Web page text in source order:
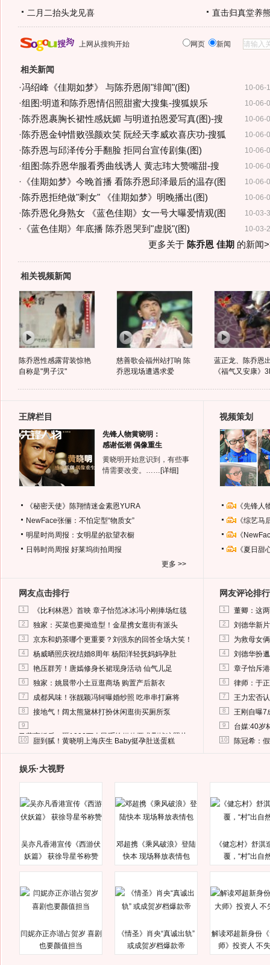
二月二抬头龙见喜 直击归真堂养
上网从搜狗开始 网页 新闻
相关新闻
10-06-
·冯绍峰《佳期如梦》 与陈乔恩闹"绯闻"(图)
10-06-
·组图:明道和陈乔恩情侣照甜蜜大搜集-搜狐娱乐
10-06-
·陈乔恩裹胸长裙性感妩媚 与明道拍恩爱写真(图)-搜
10-06-
·陈乔恩金钟惜败强颜欢笑 阮经天李威欢喜庆功-搜狐
10-06-
·陈乔恩与邱泽传分手翻脸 拒同台宣传剧集(图)
10-06-
·组图:陈乔恩华服看秀曲线诱人 黄志玮大赞嘴甜-搜
10-06-
· 《佳期如梦》今晚首播 看陈乔恩邱泽最后的温存(图
10-06-
·陈乔恩拒绝做"剩女" 《佳期如梦》明晚播出(图)
10-03-
·陈乔恩化身熟女 《蓝色佳期》女一号大曝爱情观(图
10-03-
· 《蓝色佳期》年底播 陈乔恩哭到"虚脱"(图)
更多关于 陈乔恩 佳期 的新闻
相关视频新闻
陈乔恩性感露背装惊艳
自称是"男子汉"
慈善歌会福州站打响 陈
乔恩现场遭遇求爱
蓝正龙、陈乔恩
《福气又安康》
王牌栏目
先锋人物黄晓明：
感谢低潮 偶像重生
黄晓明开始意识到，有些事
情需要改变。…… [详细]
《秘密天使》陈翔情迷金素恩YURA
NewFace张俪：不怕定型“物质女”
明星时尚周报：女明星的欲望衣橱
日韩时尚周报 好莱坞街拍周报
更多 >>
视频策划
《先锋
《综艺
《
《夏日
网友点击排行
1 《比利林恩》首映 章子怡范冰冰冯小刚捧场红毯
2 独家：买菜也要拗造型！金星携女逛街有派头
3 京东和奶茶哪个更重要？刘强东的回答全场大笑！
4 杨威晒照庆祝结婚8周年 杨阳洋轻抚妈妈孕肚
5 艳压群芳！唐嫣修身长裙现身活动 仙气儿足
6 独家：姚晨带小土豆逛商场 购置产后新衣
7 成都风味！张靓颖冯轲曝婚纱照 吃串串打麻将
8 接地气！阔太熊黛林打扮休闲逛街买厕所泵
9
马蓉离婚后，砸1000万人民币给媒体要求删掉这照片
10 甜到腻！黄晓明上海庆生 Baby挺孕肚送蛋糕
网友评论排行
1 董卿：这
2 刘德华新
3 为救母女
4 刘德华扮
5 章子怡斥
6 律师：于
7 王力宏否
8 王刚自曝7
9 台媒:40岁
10 陈冠希：
娱乐·大视野
吴亦凡香港宣传《西游伏
妖篇》 获徐导星爷称赞
邓超携《乘风破浪》登陆
快本 现场释放表情包
《健忘村》舒淇
覆，“村”出自
闫妮亦正亦谐占贺岁 喜剧
也要颜值担当
《情圣》肖央“真诚出轨”
或成贺岁档爆款帝
解读邓超新身份
师》投资人 不